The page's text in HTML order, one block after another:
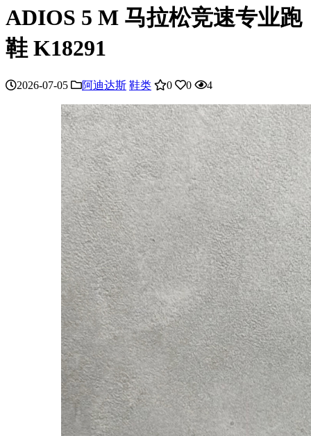
ADIOS 5 M 马拉松竞速专业跑
鞋 K18291
2026-07-05 阿迪达斯 鞋类 0 0 4